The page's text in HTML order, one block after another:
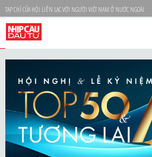
TẠP CHÍ CỦA HỘI LIÊN LẠC VỚI NGƯỜI VIỆT NAM Ở NƯỚC NGOÀI